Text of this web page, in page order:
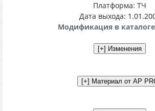
Платформа: ТЧ
Дата выхода:
Модификация в